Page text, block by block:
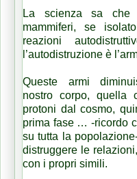
La scienza sa
mammiferi, se
reazioni
l’autodistruzione è
Queste armi
nostro corpo, quella
protoni dal cosmo,
prima fase … -ricordo
su tutta la
distruggere le
con i propri simili.